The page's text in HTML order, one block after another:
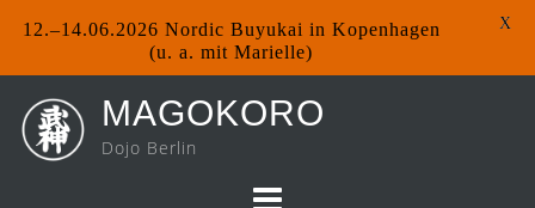
content
MAGOKORO
Dojo Berlin
12.–14.06.2026 Nordic Buyukai in Kopenhagen
(u. a. mit Marielle)
X